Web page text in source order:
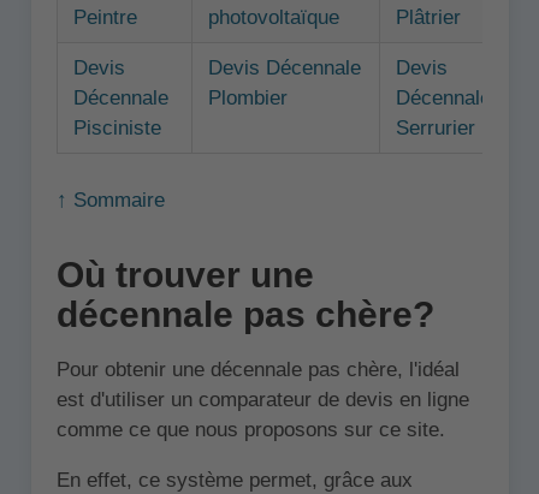
Peintre
photovoltaïque
Plâtrier
Devis
Décennale
Pisciniste
Devis Décennale
Plombier
Devis
Décennale
Serrurier
↑ Sommaire
Où trouver une
décennale pas chère?
Pour obtenir une décennale pas chère, l'idéal
est d'utiliser un comparateur de devis en ligne
comme ce que nous proposons sur ce site.
En effet, ce système permet, grâce aux